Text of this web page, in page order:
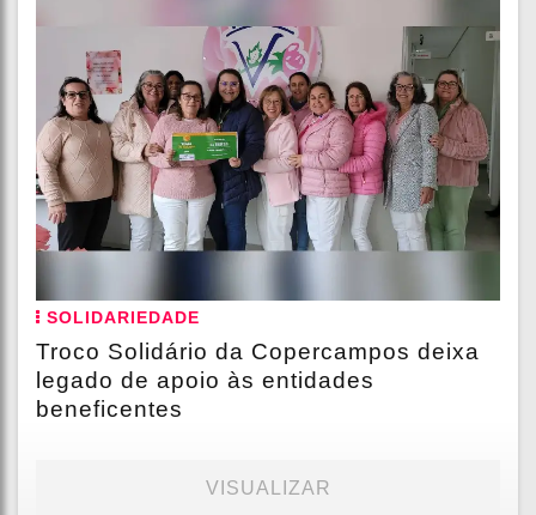
SOLIDARIEDADE
Troco Solidário da Copercampos deixa
legado de apoio às entidades
beneficentes
VISUALIZAR